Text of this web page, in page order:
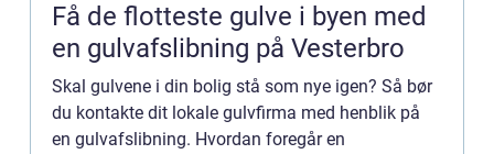
Få de flotteste gulve i byen med
en gulvafslibning på Vesterbro
Skal gulvene i din bolig stå som nye igen? Så bør
du kontakte dit lokale gulvfirma med henblik på
en gulvafslibning. Hvordan foregår en